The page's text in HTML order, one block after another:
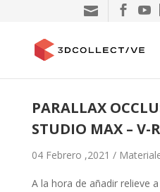
PARALLAX
STUDIO MAX – V-
04 Febrero ,2021 /
A la hora de añadir relieve